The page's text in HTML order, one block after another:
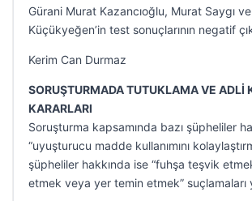
Gürani Murat Kazancıoğlu, Murat Saygı
Küçükyeğen’in test sonuçlarının negatif
Kerim Can Durmaz
SORUŞTURMADA TUTUKLAMA VE ADLİ
KARARLARI
Soruşturma kapsamında bazı şüpheliler
“uyuşturucu madde kullanımını
şüpheliler hakkında ise “fuhşa teşvik
etmek veya yer temin etmek” suçlamaları